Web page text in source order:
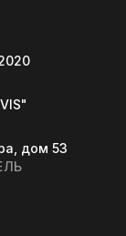
дом 53